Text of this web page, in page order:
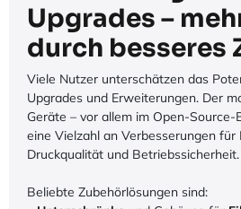
Upgrades –
durch besseres
Viele Nutzer unterschätzen das
Upgrades und Erweiterungen. Der
Geräte – vor allem im Open-
eine Vielzahl an Verbesserungen für
Druckqualität und Betriebssicherheit.
Beliebte Zubehörlösungen sind: